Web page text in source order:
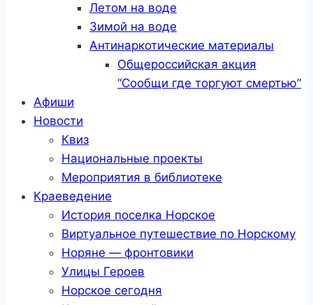
Летом на воде
Зимой на воде
Антинаркотические материалы
Общероссийская акция
“Сообщи где торгуют смертью”
Афиши
Новости
Квиз
Национальные проекты
Мероприятия в библиотеке
Краеведение
История поселка Норское
Виртуальное путешествие по Норскому
Норяне — фронтовики
Улицы Героев
Норское сегодня